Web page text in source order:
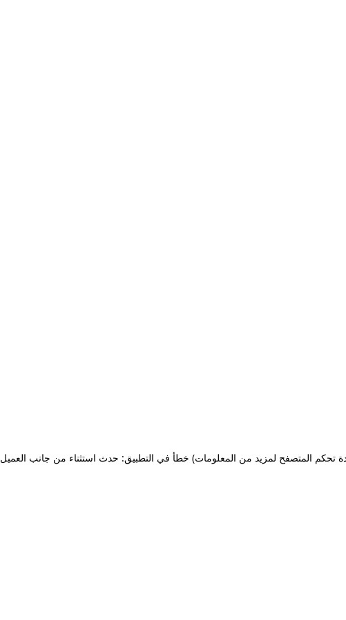
خطأ في التطبيق: حدث استثناء من جانب العميل تحكم المتصفح لمزيد من المعلومات)